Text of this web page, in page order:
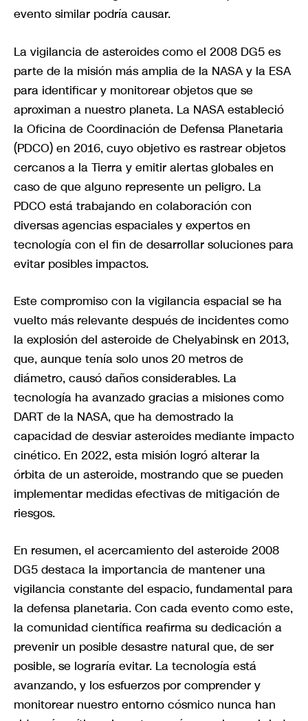
evento similar podría causar.
La vigilancia de asteroides como el 2008 DG5 es
parte de la misión más amplia de la NASA y la ESA
para identificar y monitorear objetos que se
aproximan a nuestro planeta. La NASA estableció
la Oficina de Coordinación de Defensa Planetaria
(PDCO) en 2016, cuyo objetivo es rastrear objetos
cercanos a la Tierra y emitir alertas globales en
caso de que alguno represente un peligro. La
PDCO está trabajando en colaboración con
diversas agencias espaciales y expertos en
tecnología con el fin de desarrollar soluciones para
evitar posibles impactos.
Este compromiso con la vigilancia espacial se ha
vuelto más relevante después de incidentes como
la explosión del asteroide de Chelyabinsk en 2013,
que, aunque tenía solo unos 20 metros de
diámetro, causó daños considerables. La
tecnología ha avanzado gracias a misiones como
DART de la NASA, que ha demostrado la
capacidad de desviar asteroides mediante impacto
cinético. En 2022, esta misión logró alterar la
órbita de un asteroide, mostrando que se pueden
implementar medidas efectivas de mitigación de
riesgos.
En resumen, el acercamiento del asteroide 2008
DG5 destaca la importancia de mantener una
vigilancia constante del espacio, fundamental para
la defensa planetaria. Con cada evento como este,
la comunidad científica reafirma su dedicación a
prevenir un posible desastre natural que, de ser
posible, se lograría evitar. La tecnología está
avanzando, y los esfuerzos por comprender y
monitorear nuestro entorno cósmico nunca han